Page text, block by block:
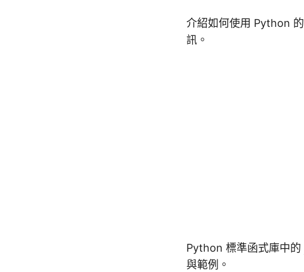
介紹如何使用 Python 的
訊。
Python 標準函式庫中的
與範例。